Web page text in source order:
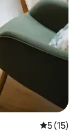
5 af 5 í
5 (15)